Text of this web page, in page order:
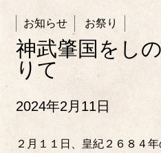
お知らせ お祭り
神武肇国をし
りて
2024年2月11日
２月１１日、皇紀２６８４